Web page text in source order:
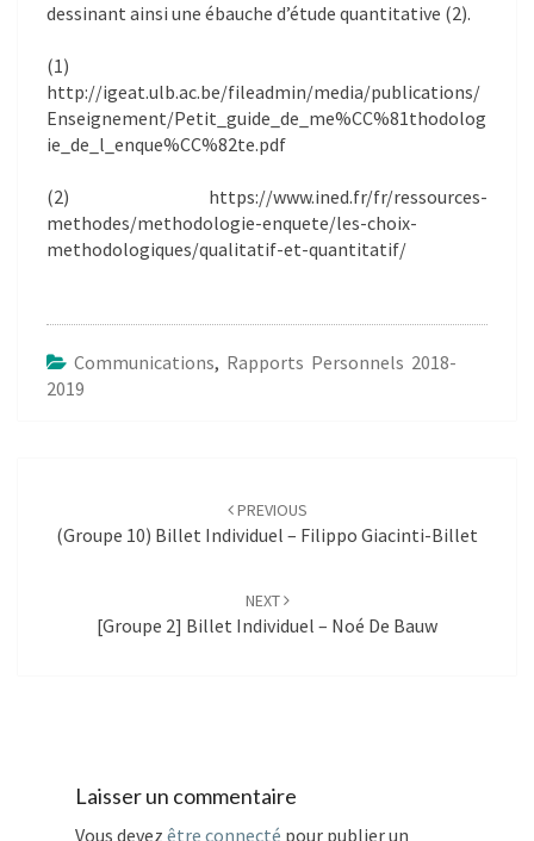
dessinant ainsi une ébauche d’étude quantitative (2).
(1)
http://igeat.ulb.ac.be/fileadmin/media/publications/
Enseignement/Petit_guide_de_me%CC%81thodolog
ie_de_l_enque%CC%82te.pdf
(2) https://www.ined.fr/fr/ressources-
methodes/methodologie-enquete/les-choix-
methodologiques/qualitatif-et-quantitatif/
Communications, Rapports Personnels 2018-
2019
PREVIOUS
(Groupe 10) Billet Individuel – Filippo Giacinti-Billet
NEXT
[Groupe 2] Billet Individuel – Noé De Bauw
Laisser un commentaire
Vous devez être connecté pour publier un